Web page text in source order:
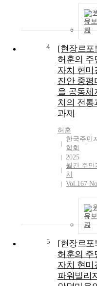
문보
기
4
[현장르포!
허훈의 주
자치 현미
진안 중평
을 공동체
치의 전통
과제
허훈
한국주민
학회
2025
월간 주민
치
Vol.167
문보
기
5
[현장르포!
허훈의 주
자치 현미
파워빌리